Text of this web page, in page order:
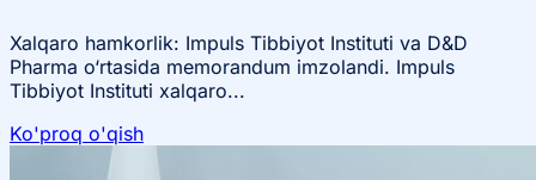
Xalqaro hamkorlik: Impuls Tibbiyot Instituti va D&D
Pharma o‘rtasida memorandum imzolandi. Impuls
Tibbiyot Instituti xalqaro...
Ko'proq o'qish